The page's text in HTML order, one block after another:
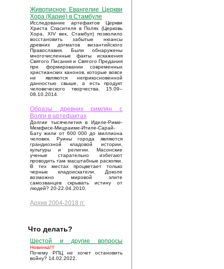
Живописное Евангелие Церкви
Хора (Карие) в Стамбуле
Исследование артефактов Церкви
Христа Спасителя в Полях (Церковь
Хора, XIV век, Стамбул) позволило
восстановить забытые нюансы
древних догматов византийского
Православия. Были обнаружены
многочисленные факты искажения
Святого Писания и Святого Предания
при формировании современных
христианских канонов, которые вовсе
не являются неприкосновенной
данностью свыше, а есть продукт
человеческого творчества. 15.09–
08.10.2014.
Образы древних римлян с
Волги в артефактах
Долгие тысячелетия в Иделе-Риме-
Мемфисе-Мицраиме-Итиле-Сарай-
Бату жили от 600 000 до миллиона
человек. Руины города являются
грандиозной кладовой истории,
культуры и религии. Масонские
ученые старательно избегают
проводить там масштабные раскопки.
В тех местах процветает только
черные кладоискатели. Доколе
возможно мировой элите
самозванцев скрывать истину от
людей? 20-22.04.2010.
Архив 2004-2018 гг.
Что делать?
Шестой и другие вопросы
Новинка!!!
Почему РПЦ не хочет остановить
войну? 14.02.2022.